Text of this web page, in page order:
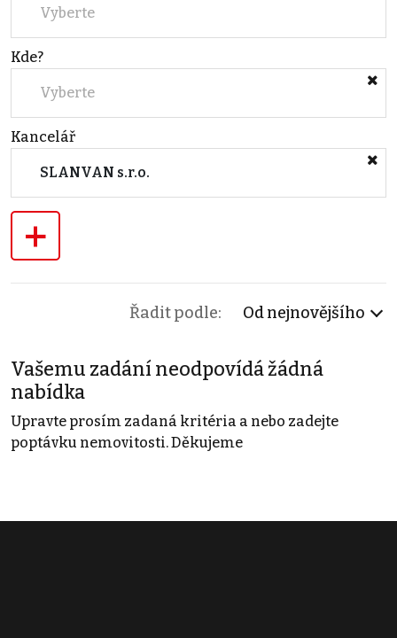
Vyberte
Kde?
Vyberte
Kancelář
SLANVAN s.r.o.
+
Řadit podle: Od nejnovějšího
Vašemu zadání neodpovídá žádná
nabídka
Upravte prosím zadaná kritéria a nebo zadejte
poptávku nemovitosti. Děkujeme